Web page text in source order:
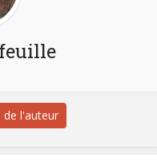
de l'auteur